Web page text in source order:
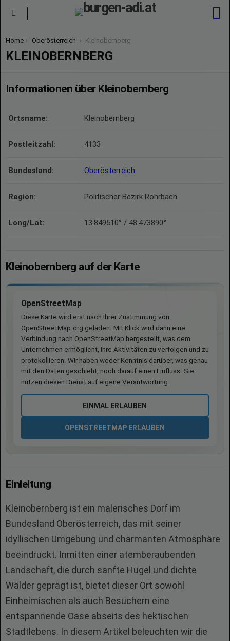
You are here:
Home Oberösterreich Kleinobernberg
KLEINOBERNBERG
Informationen über Kleinobernberg
Ortsname: Kleinobernberg
Postleitzahl: 4133
Bundesland: Oberösterreich
Region: Politischer Bezirk Rohrbach
Long/Lat: 13.849510° / 48.473890°
Kleinobernberg auf der Karte
OpenStreetMap
Diese Karte wird erst nach Ihrer Zustimmung von
OpenStreetMap.org geladen. Mit Klick wird dann eine
Verbindung nach OpenStreetMap hergestellt, was dem
Unternehmen ermöglicht, Ihre Aktivitäten zu verfolgen und zu
protokollieren. Wir haben weder Kenntnis darüber, was genau
mit den Daten geschieht, noch darauf einen Einfluss. Sie
nutzen diesen Dienst auf eigene Verantwortung.
EINMAL ERLAUBEN
OPENSTREETMAP ERLAUBEN
Einleitung
Kleinobernberg ist ein malerisches Dorf im
Bundesland Oberösterreich, das mit seiner
idyllischen Umgebung und charmanten Atmosphäre
beeindruckt. Inmitten einer atemberaubenden
Landschaft, die durch sanfte Hügel und dichte
Wälder geprägt ist, bietet dieser Ort sowohl
Einheimischen als auch Besuchern eine
entspannende Oase abseits des hektischen
Stadtlebens. In diesem Artikel beleuchten wir die